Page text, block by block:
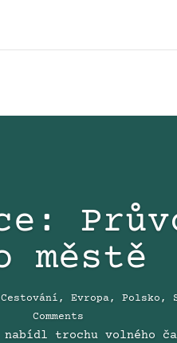
městě
Cestování ,Evropa,Polsko ,
Comments
trochu volného